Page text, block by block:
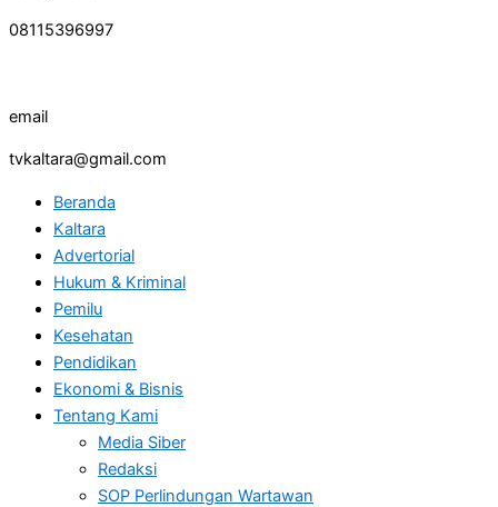
08115396997
email
tvkaltara@gmail.com
Beranda
Kaltara
Advertorial
Hukum & Kriminal
Pemilu
Kesehatan
Pendidikan
Ekonomi & Bisnis
Tentang Kami
Media Siber
Redaksi
SOP Perlindungan Wartawan